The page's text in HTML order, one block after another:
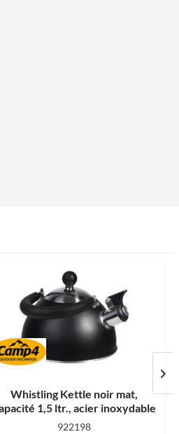
Whistling Kettle noir mat,
1,5 ltr., acier inoxydable
304
922198